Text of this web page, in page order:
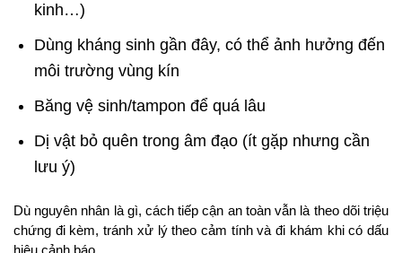
kinh…)
Dùng kháng sinh gần đây, có thể ảnh hưởng đến
môi trường vùng kín
Băng vệ sinh/tampon để quá lâu
Dị vật bỏ quên trong âm đạo (ít gặp nhưng cần
lưu ý)
Dù nguyên nhân là gì, cách tiếp cận an toàn vẫn là theo dõi triệu
chứng đi kèm, tránh xử lý theo cảm tính và đi khám khi có dấu
hiệu cảnh báo.